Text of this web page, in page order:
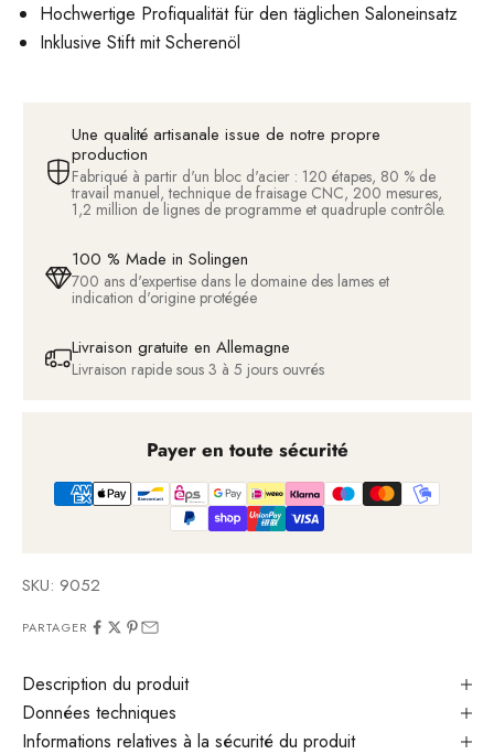
Hochwertige Profiqualität für den täglichen Saloneinsatz
Inklusive Stift mit Scherenöl
Une qualité artisanale issue de notre propre
production
Fabriqué à partir d'un bloc d'acier : 120 étapes, 80 % de
travail manuel, technique de fraisage CNC, 200 mesures,
1,2 million de lignes de programme et quadruple contrôle.
100 % Made in Solingen
700 ans d'expertise dans le domaine des lames et
indication d'origine protégée
Livraison gratuite en Allemagne
Livraison rapide sous 3 à 5 jours ouvrés
Payer en toute sécurité
SKU: 9052
PARTAGER
Description du produit
Données techniques
Informations relatives à la sécurité du produit